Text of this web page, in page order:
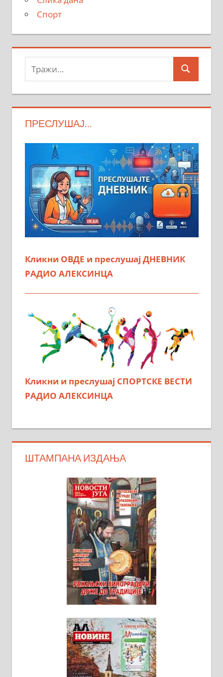
Спорт
Тражи:
Search
ПРЕСЛУШАЈ…
Кликни ОВДЕ и преслушај ДНЕВНИК
РАДИО АЛЕКСИНЦА
Кликни и преслушај СПОРТСКЕ ВЕСТИ
РАДИО АЛЕКСИНЦА
ШТАМПАНА ИЗДАЊА